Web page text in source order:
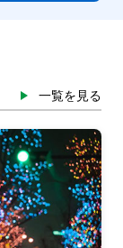
一覧を見る